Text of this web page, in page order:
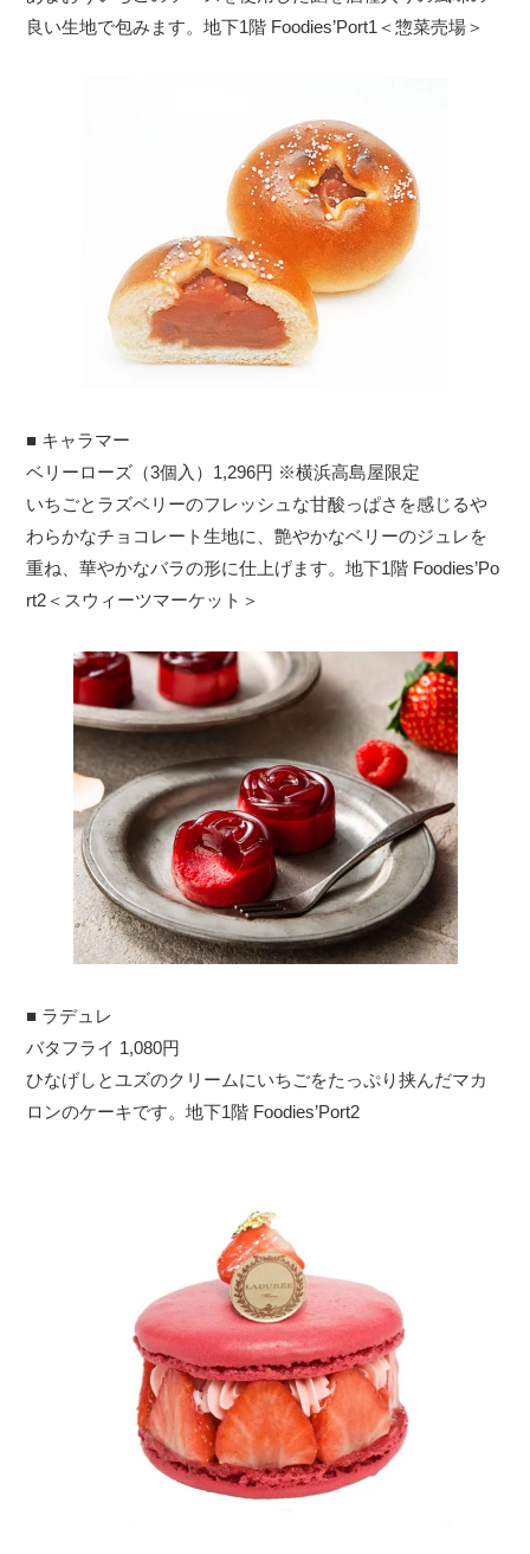
良い生地で包みます。地下1階 Foodies’Port1＜惣菜売場＞
■ キャラマー
ベリーローズ（3個入）1,296円 ※横浜高島屋限定
いちごとラズベリーのフレッシュな甘酸っぱさを感じるや
わらかなチョコレート生地に、艶やかなベリーのジュレを
重ね、華やかなバラの形に仕上げます。地下1階 Foodies’Po
rt2＜スウィーツマーケット＞
■ ラデュレ
バタフライ 1,080円
ひなげしとユズのクリームにいちごをたっぷり挟んだマカ
ロンのケーキです。地下1階 Foodies’Port2